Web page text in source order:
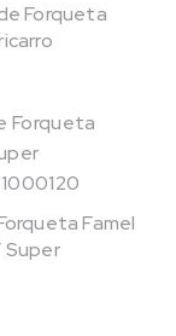
Forqueta
Famel
Super